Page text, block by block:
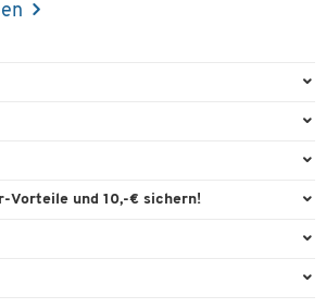
Vorteile und 10,-€ sichern!